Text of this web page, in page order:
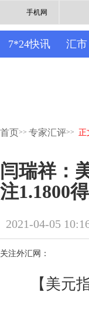
手机网
7*24快讯 汇市
首页>> 专家汇评>> 正
闫瑞祥：
注1.1800
2021-04-05
关注外汇网：
【美元指